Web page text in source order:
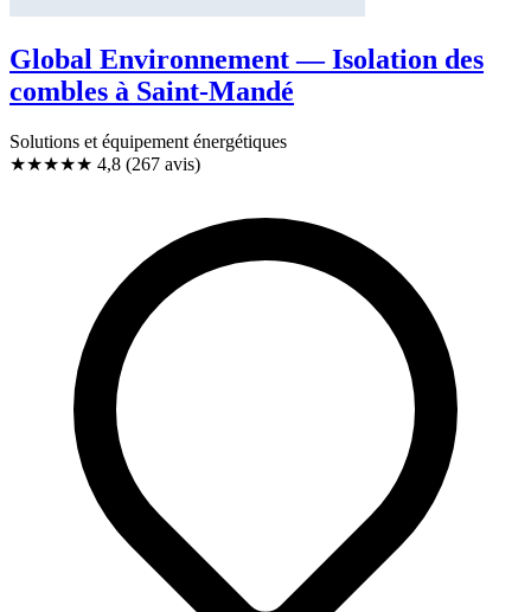
Global Environnement — Isolation des
combles à Saint-Mandé
Solutions et équipement énergétiques
★★★★★ 4,8 (267 avis)